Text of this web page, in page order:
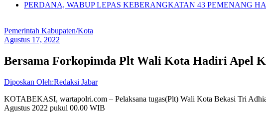
PERDANA, WABUP LEPAS KEBERANGKATAN 43 PEMENANG
Pemerintah Kabupaten/Kota
Agustus 17, 2022
Bersama Forkopimda Plt Wali Kota Hadiri Apel
Diposkan Oleh:Redaksi Jabar
KOTABEKASI, wartapolri.com – Pelaksana tugas(Plt) Wali Kota Bekasi Tri
Agustus 2022 pukul 00.00 WIB